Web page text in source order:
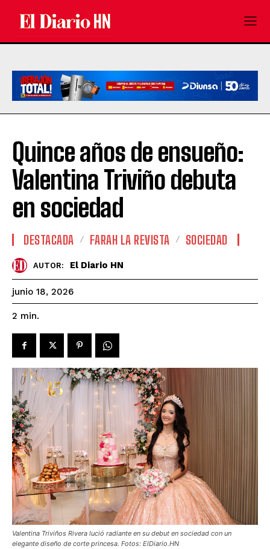
Quince años de ensueño:
Valentina Triviño debuta
en sociedad
DESTACADA FARAH LA REVISTA SOCIEDAD
AUTOR: El Diario HN
junio 18, 2026
2 min.
Valentina Triviños Rivera lució radiante en su debut en sociedad con un
elegante diseño de corte princesa. Fotos: ElDiario.HN